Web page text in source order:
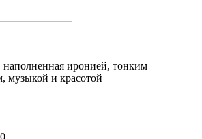
наполненная иронией, тонким
музыкой и красотой